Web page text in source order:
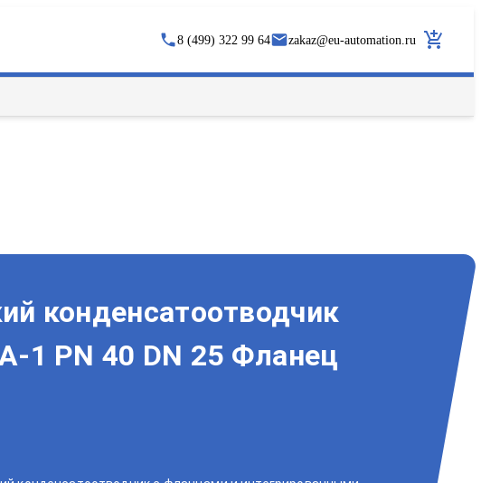
8 (499) 322 99 64 zakaz@eu-automation.ru
конденсатоотводчик
1 PN 40 DN 25 Фланец